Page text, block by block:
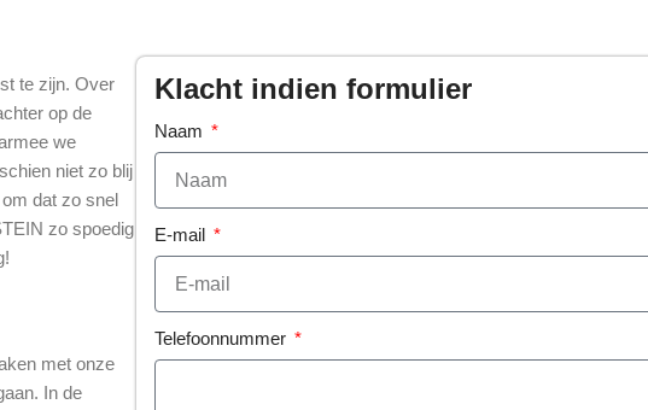
te zijn. Over
op de
we
niet zo blij
dat zo snel
zo spoedig
met onze
In de
Klacht indien formulier
Naam
E-mail
Telefoonnummer